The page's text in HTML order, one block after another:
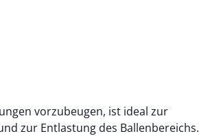
vorzubeugen, ist ideal zur
zur Entlastung des Ballenbereichs.